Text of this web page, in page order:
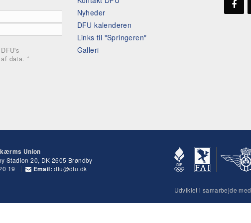
data. *
Nyheder
DFU kalenderen
Links til "Springeren"
Galleri
Union
Stadion 20, DK-2605 Brøndby
19 Email: dfu@dfu.dk
Udviklet i samarbejde med